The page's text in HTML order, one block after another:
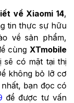
về Xiaomi 14,
tin thực sự hữu
về sản phẩm,
cùng XTmobile
sẽ có mặt tại thị
không bỏ lỡ cơ
bạn đọc có
để được tư vấn